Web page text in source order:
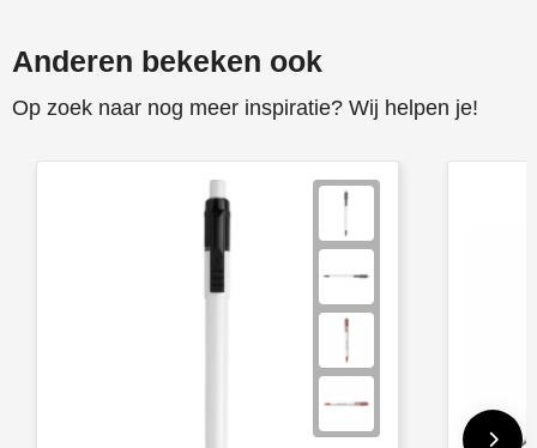
Anderen bekeken ook
Op zoek naar nog meer inspiratie? Wij helpen je!